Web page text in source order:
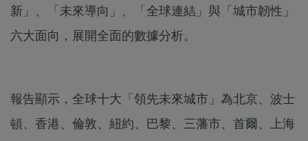
新」、「未來導向」、「全球連結」與「城市韌性」
六大面向，展開全面的數據分析。
報告顯示，全球十大「領先未來城市」為北京、波士
頓、香港、倫敦、紐約、巴黎、三藩市、首爾、上海